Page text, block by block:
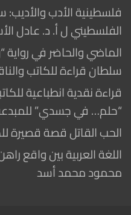
فلسطينية الأدب
الفلسطيني ل أ. د. عادل
الماضي والحاضر في رواية
سلطان قراءة للكاتب
قراءة نقدية انطباعية
“حلم… في جسدي” للمبدعة
الحب القاتل قصة قصيرة
اللغة العربية بين واقع
محمود محمد أسد